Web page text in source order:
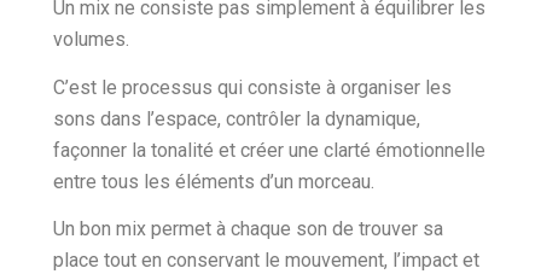
Un mix ne consiste pas simplement à équilibrer les
volumes.
C’est le processus qui consiste à organiser les
sons dans l’espace, contrôler la dynamique,
façonner la tonalité et créer une clarté émotionnelle
entre tous les éléments d’un morceau.
Un bon mix permet à chaque son de trouver sa
place tout en conservant le mouvement, l’impact et